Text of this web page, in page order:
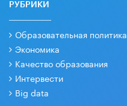
РУБРИКИ
Образовательная политика
Экономика
Качество образования
Интервести
Big data